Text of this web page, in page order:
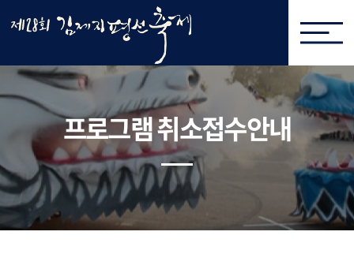
프로그램 취소접수안내